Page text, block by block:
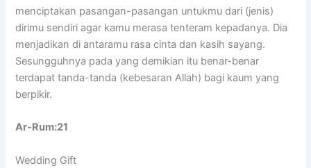
menciptakan pasangan-pasangan untukmu dari (jenis)
dirimu sendiri agar kamu merasa tenteram kepadanya. Dia
menjadikan di antaramu rasa cinta dan kasih sayang.
Sesungguhnya pada yang demikian itu benar-benar
terdapat tanda-tanda (kebesaran Allah) bagi kaum yang
berpikir.
Ar-Rum:21
Wedding Gift